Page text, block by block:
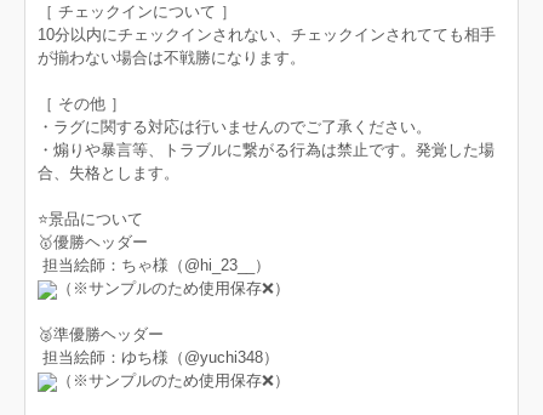
［ チェックインについて ］
10分以内にチェックインされない、チェックインされてても相手
が揃わない場合は不戦勝になります。
［ その他 ］
・ラグに関する対応は行いませんのでご了承ください。
・煽りや暴言等、トラブルに繋がる行為は禁止です。発覚した場
合、失格とします。
⭐️景品について
🥇優勝ヘッダー
担当絵師：⁦‪ちゃ様（@hi_23__‬⁩）
（※サンプルのため使用保存❌）
🥈準優勝ヘッダー
担当絵師：ゆち様（@yuchi348）
（※サンプルのため使用保存❌）